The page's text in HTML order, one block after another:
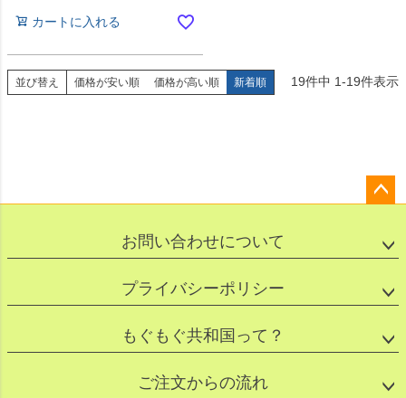
カートに入れる
並び替え 価格が安い順 価格が高い順 新着順 19件中 1-19件表示
ップ
お問い合わせについて
プライバシーポリシー
もぐもぐ共和国って？
ご注文からの流れ